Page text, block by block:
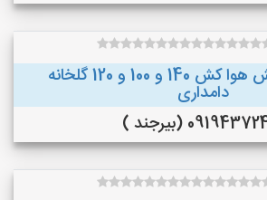
جت فن هواکش هوا کش 140 و 100 و 120 گلخانه
دامداری
(بیرجند )